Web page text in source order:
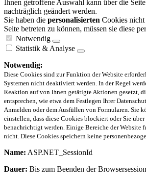
Ihnen getroffene Auswahl kann über die
nachträglich geändert werden.
Sie haben die personalisierten Cookies
Seite betreten zu können, müssen sie diese
Notwendig
Statistik & Analyse
Notwendig:
Diese Cookies sind zur Funktion der Website
Systemen nicht deaktiviert werden. In der Regel
Reaktion auf von Ihnen getätigte Aktionen gesetzt,
entsprechen, wie etwa dem Festlegen Ihrer
Anmelden oder dem Ausfüllen von Formularen. Sie
einstellen, dass diese Cookies blockiert oder Sie
benachrichtigt werden. Einige Bereiche der Website
nicht. Diese Cookies speichern keine
Name: ASP.NET_SessionId
Dauer: Bis zum Beenden der Browsersession